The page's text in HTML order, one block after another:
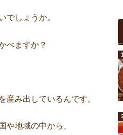
しょうか。
べますか？
み出しているんです。
地域の中から、